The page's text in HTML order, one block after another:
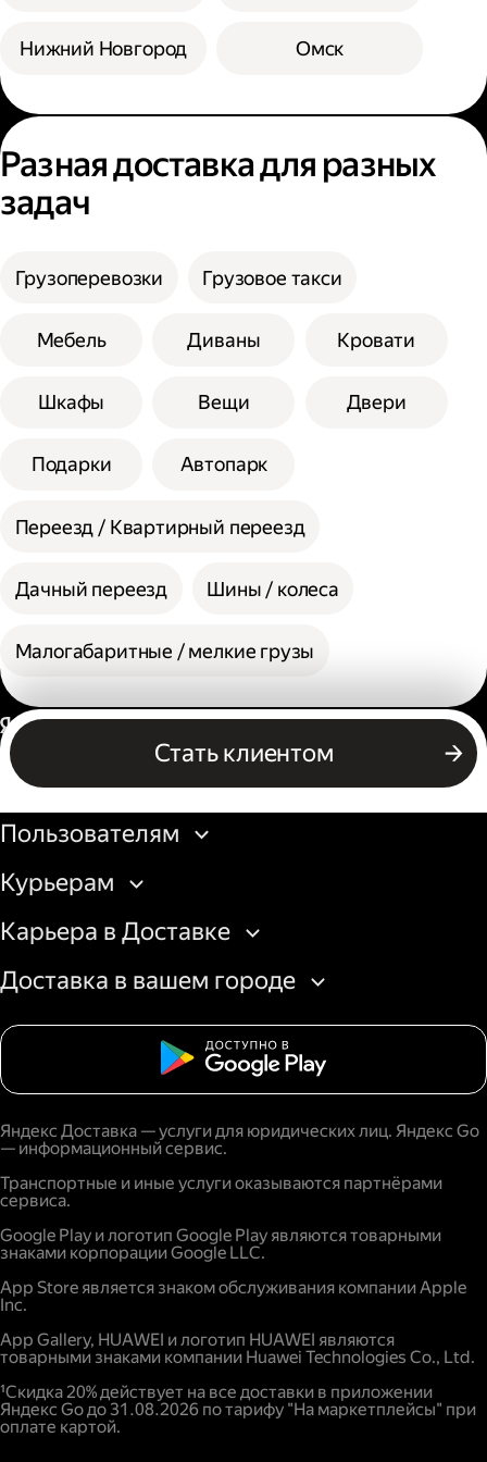
Нижний Новгород Омск
Разная доставка для разных
задач
Грузоперевозки Грузовое такси
Мебель Диваны Кровати
Шкафы Вещи Двери
Подарки Автопарк
Переезд / Квартирный переезд
Дачный переезд Шины / колеса
Малогабаритные / мелкие грузы
Стать клиентом
Россия
Бизнесу
Пользователям
Курьерам
Карьера в Доставке
Доставка в вашем городе
Яндекс Доставка — услуги для юридических лиц. Яндекс Go
— информационный сервис.
Транспортные и иные услуги оказываются партнёрами
сервиса.
Google Play и логотип Google Play являются товарными
знаками корпорации Google LLC.
App Store является знаком обслуживания компании Apple
Inc.
App Gallery, HUAWEI и логотип HUAWEI являются
товарными знаками компании Huawei Technologies Co., Ltd.
¹Скидка 20% действует на все доставки в приложении
Яндекс Go до 31.08.2026 по тарифу "На маркетплейсы" при
оплате картой.